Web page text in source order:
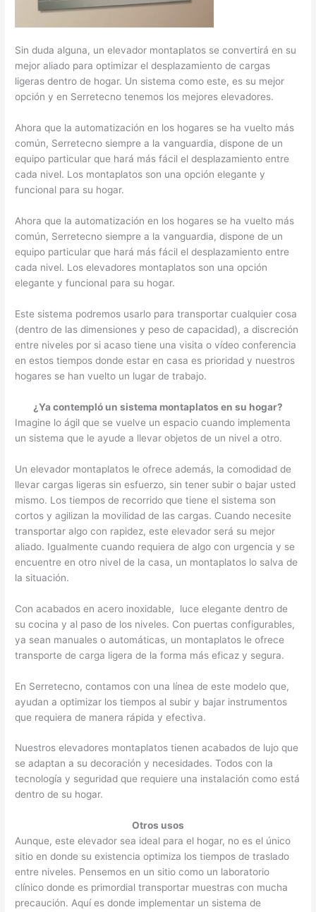
Sin duda alguna, un elevador montaplatos se convertirá en su
mejor aliado para optimizar el desplazamiento de cargas
ligeras dentro de hogar. Un sistema como este, es su mejor
opción y en Serretecno tenemos los mejores elevadores.
Ahora que la automatización en los hogares se ha vuelto más
común, Serretecno siempre a la vanguardia, dispone de un
equipo particular que hará más fácil el desplazamiento entre
cada nivel. Los montaplatos son una opción elegante y
funcional para su hogar.
Ahora que la automatización en los hogares se ha vuelto más
común, Serretecno siempre a la vanguardia, dispone de un
equipo particular que hará más fácil el desplazamiento entre
cada nivel. Los elevadores montaplatos son una opción
elegante y funcional para su hogar.
Este sistema podremos usarlo para transportar cualquier cosa
(dentro de las dimensiones y peso de capacidad), a discreción
entre niveles por si acaso tiene una visita o vídeo conferencia
en estos tiempos donde estar en casa es prioridad y nuestros
hogares se han vuelto un lugar de trabajo.
¿Ya contempló un sistema montaplatos en su hogar?
Imagine lo ágil que se vuelve un espacio cuando implementa
un sistema que le ayude a llevar objetos de un nivel a otro.
Un elevador montaplatos le ofrece además, la comodidad de
llevar cargas ligeras sin esfuerzo, sin tener subir o bajar usted
mismo. Los tiempos de recorrido que tiene el sistema son
cortos y agilizan la movilidad de las cargas. Cuando necesite
transportar algo con rapidez, este elevador será su mejor
aliado. Igualmente cuando requiera de algo con urgencia y se
encuentre en otro nivel de la casa, un montaplatos lo salva de
la situación.
Con acabados en acero inoxidable, luce elegante dentro de
su cocina y al paso de los niveles. Con puertas configurables,
ya sean manuales o automáticas, un montaplatos le ofrece
transporte de carga ligera de la forma más eficaz y segura.
En Serretecno, contamos con una línea de este modelo que,
ayudan a optimizar los tiempos al subir y bajar instrumentos
que requiera de manera rápida y efectiva.
Nuestros elevadores montaplatos tienen acabados de lujo que
se adaptan a su decoración y necesidades. Todos con la
tecnología y seguridad que requiere una instalación como está
dentro de su hogar.
Otros usos
Aunque, este elevador sea ideal para el hogar, no es el único
sitio en donde su existencia optimiza los tiempos de traslado
entre niveles. Pensemos en un sitio como un laboratorio
clínico donde es primordial transportar muestras con mucha
precaución. Aquí es donde implementar un sistema de